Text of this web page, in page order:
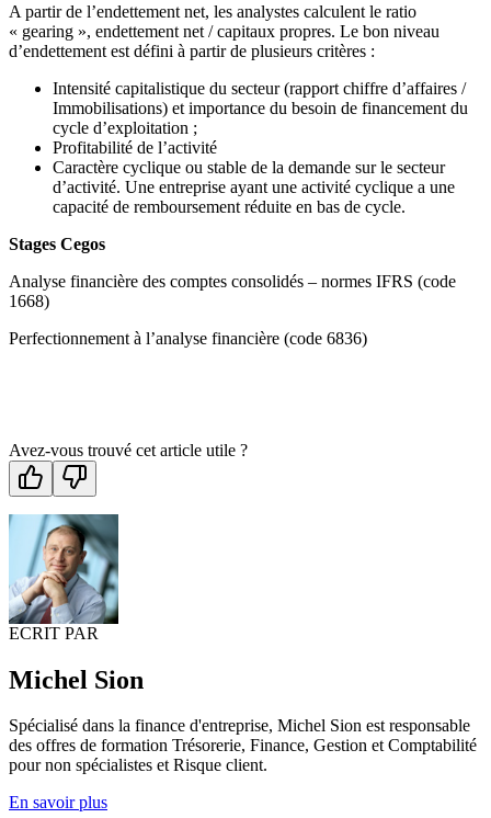
A partir de l’endettement net, les analystes calculent le ratio
« gearing », endettement net / capitaux propres. Le bon niveau
d’endettement est défini à partir de plusieurs critères :
Intensité capitalistique du secteur (rapport chiffre d’affaires /
Immobilisations) et importance du besoin de financement du
cycle d’exploitation ;
Profitabilité de l’activité
Caractère cyclique ou stable de la demande sur le secteur
d’activité. Une entreprise ayant une activité cyclique a une
capacité de remboursement réduite en bas de cycle.
Stages Cegos
Analyse financière des comptes consolidés – normes IFRS (code
1668)
Perfectionnement à l’analyse financière (code 6836)
Avez-vous trouvé cet article utile ?
ECRIT PAR
Michel Sion
Spécialisé dans la finance d'entreprise, Michel Sion est responsable
des offres de formation Trésorerie, Finance, Gestion et Comptabilité
pour non spécialistes et Risque client.
En savoir plus